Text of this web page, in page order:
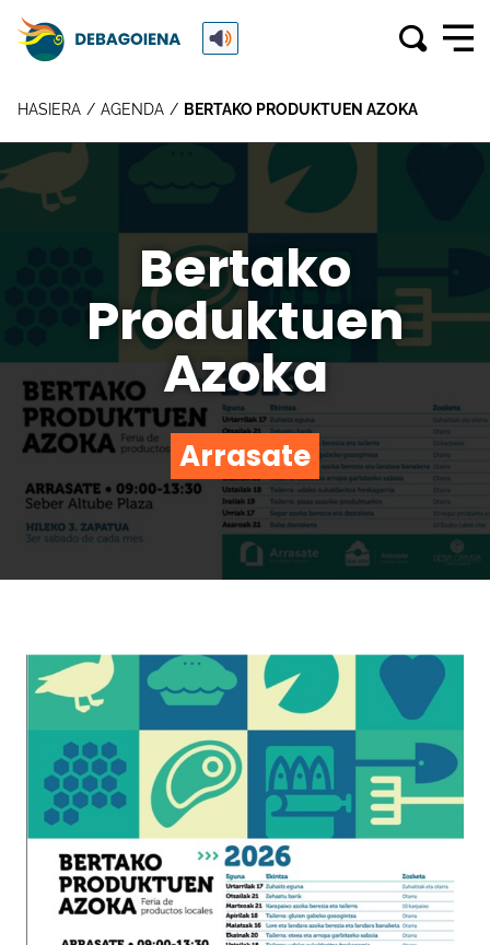
HASIERA AGENDA BERTAKO PRODUKTUEN AZOKA
Bertako
Produktuen
Azoka
Arrasate